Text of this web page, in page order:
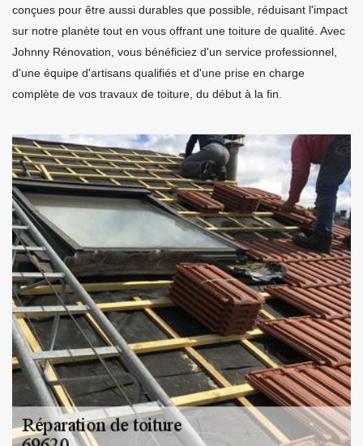
conçues pour être aussi durables que possible, réduisant l'impact
sur notre planète tout en vous offrant une toiture de qualité. Avec
Johnny Rénovation, vous bénéficiez d'un service professionnel,
d'une équipe d'artisans qualifiés et d'une prise en charge
complète de vos travaux de toiture, du début à la fin.